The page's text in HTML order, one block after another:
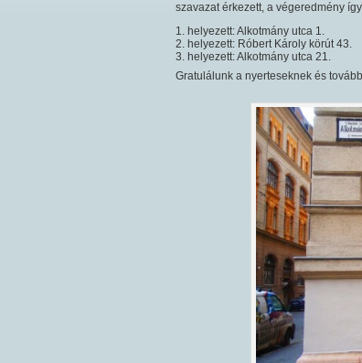
szavazat érkezett, a végeredmény
1. helyezett:Alkotmány utca 1.
2. helyezett: Róbert Károly körút 43.
3. helyezett:Alkotmány utca 21.
Gratulálunk a nyerteseknek és